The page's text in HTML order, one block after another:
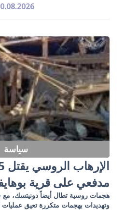
سياسة
مدفعي على قرية
هجمات روسية تطال أيضاً دونيتسك،
وتهديدات بهجمات متكررة تعيق عمليات